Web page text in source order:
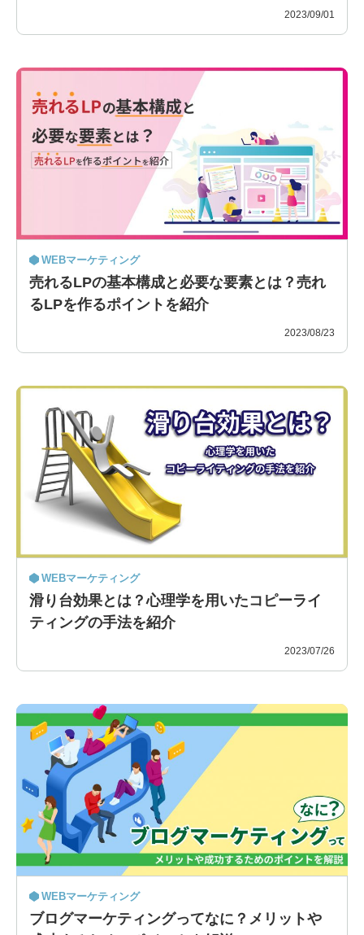
2023/09/01
WEBマーケティング
売れるLPの基本構成と必要な要素とは？売れ
るLPを作るポイントを紹介
2023/08/23
WEBマーケティング
滑り台効果とは？心理学を用いたコピーライ
ティングの手法を紹介
2023/07/26
WEBマーケティング
ブログマーケティングってなに？メリットや